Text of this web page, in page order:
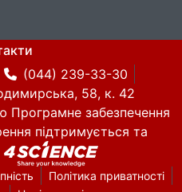
(044) 239-33-30
58, к. 42
Програмне забезпечення
підтримується та
Політика приватності